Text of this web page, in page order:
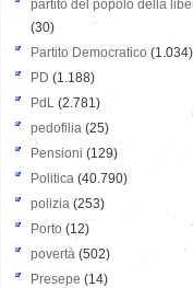
partito del popolo della
(30)
Partito Democratico (1.034)
PD (1.188)
PdL (2.781)
pedofilia (25)
Pensioni (129)
Politica (40.790)
polizia (253)
Porto (12)
povertà (502)
Presepe (14)